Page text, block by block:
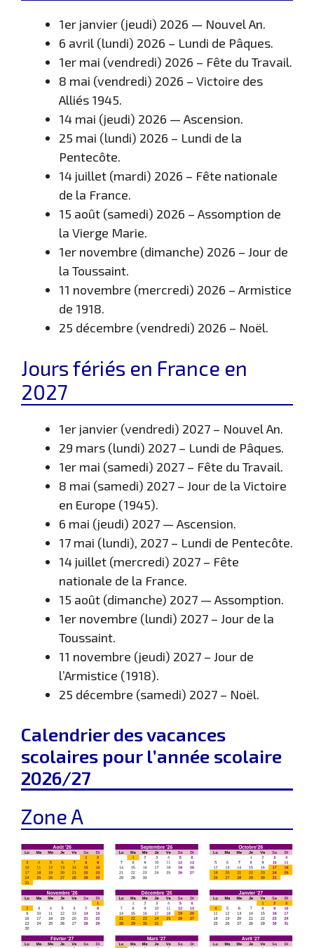
1er janvier (jeudi) 2026 — Nouvel An.
6 avril (lundi) 2026 – Lundi de Pâques.
1er mai (vendredi) 2026 – Fête du Travail.
8 mai (vendredi) 2026 – Victoire des
Alliés 1945.
14 mai (jeudi) 2026 — Ascension.
25 mai (lundi) 2026 – Lundi de la
Pentecôte.
14 juillet (mardi) 2026 – Fête nationale
de la France.
15 août (samedi) 2026 – Assomption de
la Vierge Marie.
1er novembre (dimanche) 2026 – Jour de
la Toussaint.
11 novembre (mercredi) 2026 – Armistice
de 1918.
25 décembre (vendredi) 2026 – Noël.
Jours fériés en France en
2027
1er janvier (vendredi) 2027 – Nouvel An.
29 mars (lundi) 2027 – Lundi de Pâques.
1er mai (samedi) 2027 – Fête du Travail.
8 mai (samedi) 2027 – Jour de la Victoire
en Europe (1945).
6 mai (jeudi) 2027 — Ascension.
17 mai (lundi), 2027 – Lundi de Pentecôte.
14 juillet (mercredi) 2027 – Fête
nationale de la France.
15 août (dimanche) 2027 — Assomption.
1er novembre (lundi) 2027 – Jour de la
Toussaint.
11 novembre (jeudi) 2027 – Jour de
l’Armistice (1918).
25 décembre (samedi) 2027 – Noël.
Calendrier des vacances
scolaires pour l’année scolaire
2026/27
Zone A